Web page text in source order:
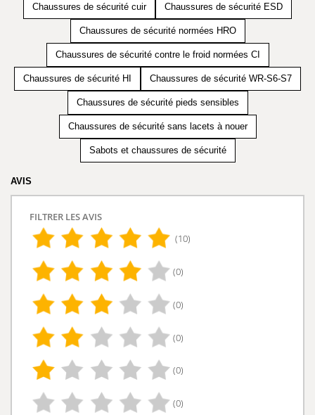
Chaussures de sécurité cuir Chaussures de sécurité ESD
Chaussures de sécurité normées HRO
Chaussures de sécurité contre le froid normées CI
Chaussures de sécurité HI Chaussures de sécurité WR-S6-S7
Chaussures de sécurité pieds sensibles
Chaussures de sécurité sans lacets à nouer
Sabots et chaussures de sécurité
AVIS
FILTRER LES AVIS
(10)
(0)
(0)
(0)
(0)
(0)